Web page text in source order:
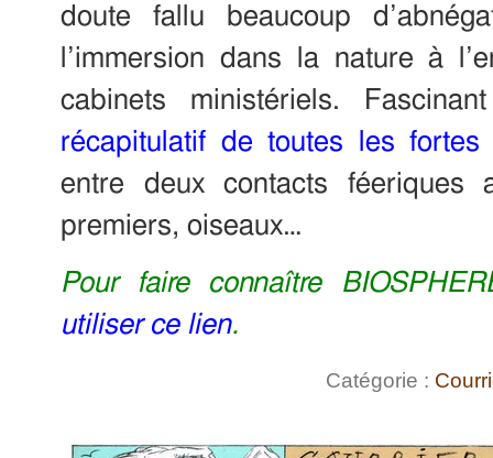
doute fallu beaucoup
l’immersion dans la nature à
cabinets ministériels.
récapitulatif de toutes les fortes
entre deux contacts féeriques
premiers, oiseaux…
Pour faire connaître
utiliser ce lien.
Catégorie :